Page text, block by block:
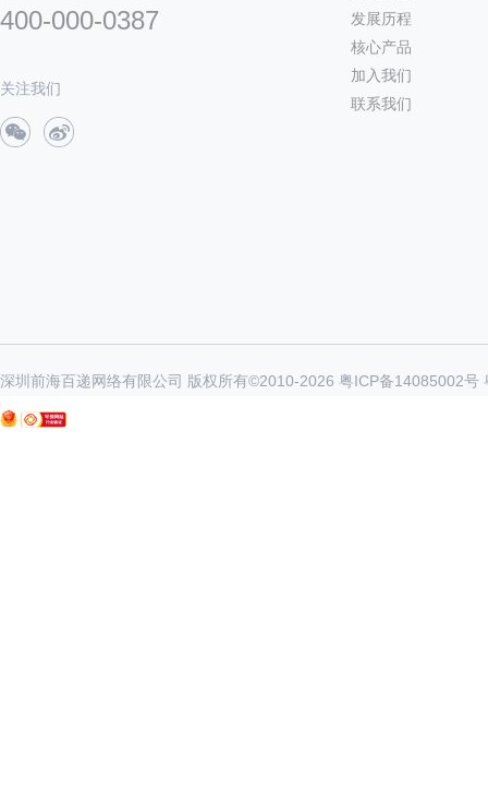
400-000-0387
关注我们
发展历程
核心产品
加入我们
联系我们
深圳前海百递网络有限公司 版权所有©2010-2026 粤ICP备14085002号